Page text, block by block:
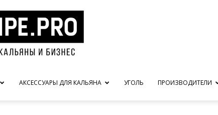
АКСЕССУАРЫ ДЛЯ КАЛЬЯНА УГОЛЬ ПРОИЗВОДИТЕЛИ